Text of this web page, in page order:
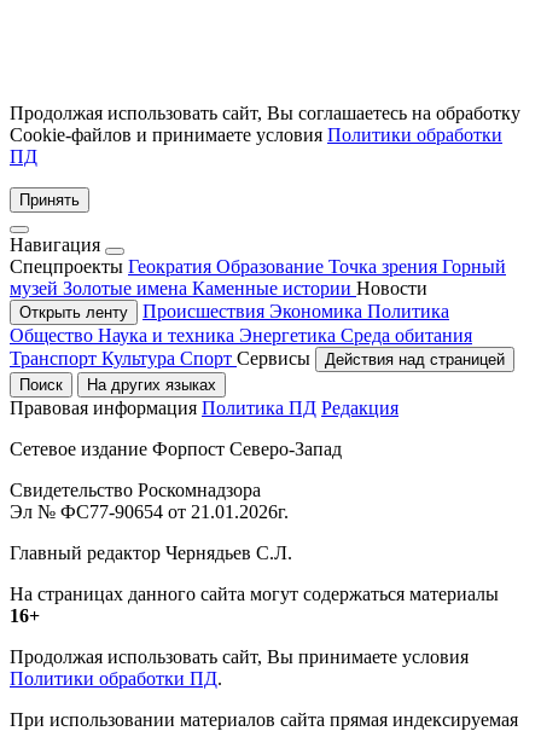
Продолжая использовать сайт, Вы соглашаетесь на обработку
Cookie-файлов и принимаете условия Политики обработки
ПД
Принять
Навигация
Спецпроекты Геократия Образование Точка зрения Горный
музей Золотые имена Каменные истории Новости
Открыть ленту Происшествия Экономика Политика
Общество Наука и техника Энергетика Среда обитания
Транспорт Культура Спорт Сервисы
Действия над страницей
Поиск
На других языках
Правовая информация Политика ПД Редакция
Сетевое издание Форпост Северо-Запад
Свидетельство Роскомнадзора
Эл № ФС77-90654 от 21.01.2026г.
Главный редактор Чернядьев С.Л.
На страницах данного сайта могут содержаться материалы
16+
Продолжая использовать сайт, Вы принимаете условия
Политики обработки ПД.
При использовании материалов сайта прямая индексируемая